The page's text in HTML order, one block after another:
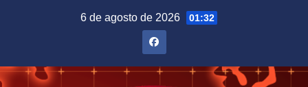
6 de agosto de 2026 01:32